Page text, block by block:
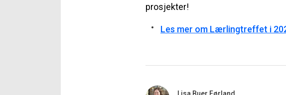
prosjekter!
Les mer om Lærlingtreffet i